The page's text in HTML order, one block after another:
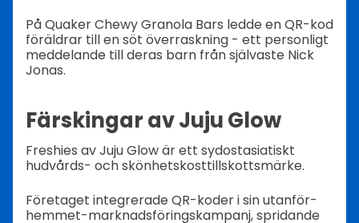
På Quaker Chewy Granola Bars ledde en QR-kod
föräldrar till en söt överraskning - ett personligt
meddelande till deras barn från självaste Nick
Jonas.
Färskingar av Juju Glow
Freshies av Juju Glow är ett sydostasiatiskt
hudvårds- och skönhetskosttillskottsmärke.
Företaget integrerade QR-koder i sin utanför-
hemmet-marknadsföringskampanj, spridande